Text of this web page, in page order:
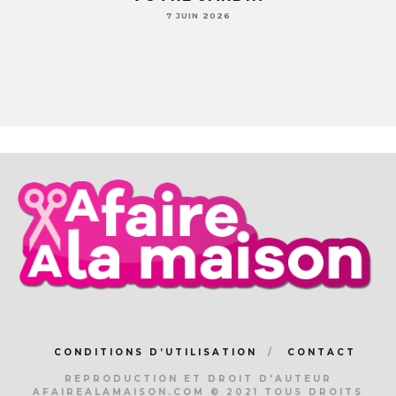
7 JUIN 2026
CONDITIONS D’UTILISATION CONTACT
REPRODUCTION ET DROIT D'AUTEUR
AFAIREALAMAISON.COM © 2021 TOUS DROITS